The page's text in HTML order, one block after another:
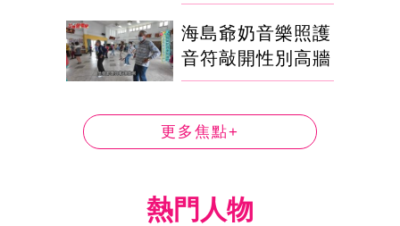
海島爺奶音樂照護
音符敲開性別高牆
更多焦點+
熱門人物